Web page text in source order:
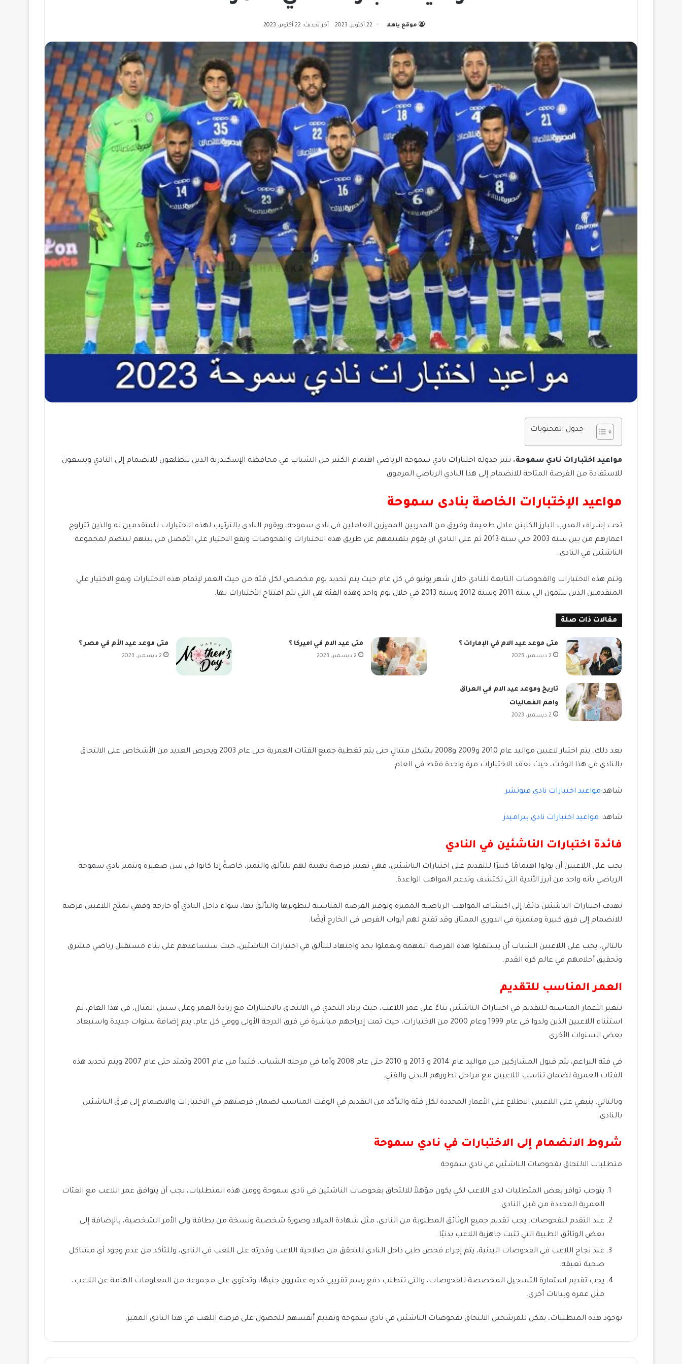
موقع ياهلا 22 أكتوبر، 2023 آخر تحديث: 22 أكتوبر، 2023
جدول المحتويات
مواعيد اختبارات نادي سموحة. تثير جدولة اختبارات نادي سموحة الرياضي اهتمام الكثير من الشباب في محافظة الإسكندرية الذين يتطلعون للانضمام إلى النادي ويسعون
للاستفادة من الفرصة المتاحة للانضمام إلى هذا النادي الرياضي المرموق.
مواعيد الإختبارات الخاصة بنادى سموحة
تحت إشراف المدرب البارز الكابتن عادل طعيمة وفريق من المدربين المميزين العاملين في نادي سموحة، ويقوم النادي بالترتيب لهذه الاختبارات للمتقدمين له والذين تتراوح
اعمارهم من بين سنة 2003 حتي سنة 2013 ثم علي النادي ان يقوم بتقييمهم عن طريق هذه الاختبارات والفحوصات ويقع الاختيار علي الأفضل من بينهم لينضم لمجموعة
الناشئين في النادي.
وتتم هذه الاختبارات والفحوصات التابعة للنادي خلال شهر يونيو في كل عام حيث يتم تحديد يوم مخصص لكل فئة من حيث العمر لإتمام هذه الاختبارات ويقع الاختيار علي
المتقدمين الذين ينتمون الي سنة 2011 وسنة 2012 وسنة 2013 في خلال يوم واحد وهذه الفئة هي التي يتم افتتاح الأختبارات بها.
مقالات ذات صلة
متى موعد عيد الام في الإمارات ؟
2 ديسمبر، 2023
متى عيد الام في اميركا ؟
2 ديسمبر، 2023
متى موعد عيد الأم في مصر ؟
2 ديسمبر، 2023
تاريخ وموعد عيد الام في العراق
واهم الفعاليات
2 ديسمبر، 2023
بعد ذلك، يتم اختبار لاعبين مواليد عام 2010 و2009 و2008 بشكل متتالٍ حتى يتم تغطية جميع الفئات العمرية حتى عام 2003 ويحرص العديد من الأشخاص على الالتحاق
بالنادي في هذا الوقت، حيث تعقد الاختبارات مرة واحدة فقط في العام.
شاهد:مواعيد اختبارات نادي فيوتشر
شاهد: مواعيد اختبارات نادي بيراميدز
فائدة اختبارات الناشئين في النادي
يجب على اللاعبين أن يولوا اهتمامًا كبيرًا للتقديم على اختبارات الناشئين، فهي تعتبر فرصة ذهبية لهم للتألق والتميز، خاصةً إذا كانوا في سن صغيرة ويتميز نادي سموحة
الرياضي بأنه واحد من أبرز الأندية التي تكتشف وتدعم المواهب الواعدة.
تهدف اختبارات الناشئين دائمًا إلى اكتشاف المواهب الرياضية المميزة وتوفير الفرصة المناسبة لتطويرها والتألق بها، سواء داخل النادي أو خارجه وفهي تمنح اللاعبين فرصة
للانضمام إلى فرق كبيرة ومتميزة في الدوري الممتاز، وقد تفتح لهم أبواب الفرص في الخارج أيضًا.
بالتالي، يجب على اللاعبين الشباب أن يستغلوا هذه الفرصة المهمة ويعملوا بجد واجتهاد للتألق في اختبارات الناشئين، حيث ستساعدهم على بناء مستقبل رياضي مشرق
وتحقيق أحلامهم في عالم كرة القدم.
العمر المناسب للتقديم
تتغير الأعمار المناسبة للتقديم في اختبارات الناشئين بناءً على عمر اللاعب، حيث يزداد التحدي في الالتحاق بالاختبارات مع زيادة العمر وعلى سبيل المثال، في هذا العام، تم
استثناء اللاعبين الذين ولدوا في عام 1999 وعام 2000 من الاختبارات، حيث تمت إدراجهم مباشرة في فرق الدرجة الأولى ووفي كل عام، يتم إضافة سنوات جديدة واستبعاد
بعض السنوات الأخرى.
في فئة البراعم، يتم قبول المشاركين من مواليد عام 2014 و 2013 و 2010 حتى عام 2008 وأما في مرحلة الشباب، فتبدأ من عام 2001 وتمتد حتى عام 2007 ويتم تحديد هذه
الفئات العمرية لضمان تناسب اللاعبين مع مراحل تطورهم البدني والفني.
وبالتالي، ينبغي على اللاعبين الاطلاع على الأعمار المحددة لكل فئة والتأكد من التقديم في الوقت المناسب لضمان فرصتهم في الاختبارات والانضمام إلى فرق الناشئين
بالنادي.
شروط الانضمام إلى الاختبارات في نادي سموحة
متطلبات الالتحاق بفحوصات الناشئين في نادي سموحة
يتوجب توافر بعض المتطلبات لدى اللاعب لكي يكون مؤهلاً للالتحاق بفحوصات الناشئين في نادي سموحة وومن هذه المتطلبات، يجب أن يتوافق عمر اللاعب مع الفئات
العمرية المحددة من قبل النادي.
عند التقدم للفحوصات، يجب تقديم جميع الوثائق المطلوبة من النادي، مثل شهادة الميلاد وصورة شخصية ونسخة من بطاقة ولي الأمر الشخصية، بالإضافة إلى
بعض الوثائق الطبية التي تثبت جاهزية اللاعب بدنيًا.
عند نجاح اللاعب في الفحوصات البدنية، يتم إجراء فحص طبي داخل النادي للتحقق من صلاحية اللاعب وقدرته على اللعب في النادي، وللتأكد من عدم وجود أي مشاكل
صحية تعيقه.
يجب تقديم استمارة التسجيل المخصصة للفحوصات، والتي تتطلب دفع رسم تقريبي قدره عشرون جنيهًا، وتحتوي على مجموعة من المعلومات الهامة عن اللاعب،
مثل عمره وبيانات أخرى.
بوجود هذه المتطلبات، يمكن للمرشحين الالتحاق بفحوصات الناشئين في نادي سموحة وتقديم أنفسهم للحصول على فرصة اللعب في هذا النادي المميز.